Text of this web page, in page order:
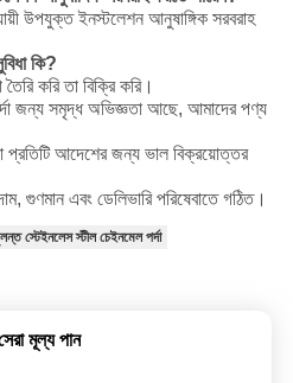
উপযুক্ত ইনস্টলেশন আনুষাঙ্গিক সরবরাহ
কি?
করি তা বিক্রি করি।
জন্য সমৃদ্ধ অভিজ্ঞতা আছে, আমাদের পণ্য
প্রতিটি আদেশের জন্য ভাল বিক্রয়োত্তর
গুণমান এবং ডেলিভারি পরিষেবাতে গঠিত।
স্টেইনলেস স্টীল চেইনমেল পর্দা
মূল্য পান